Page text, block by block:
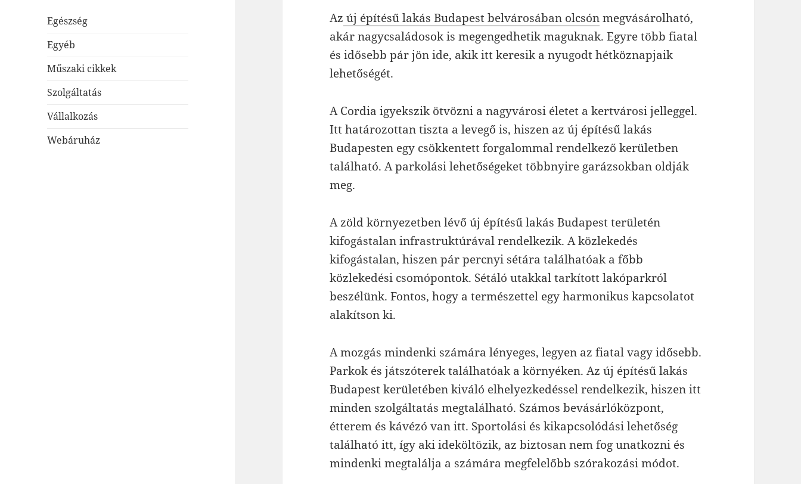
Egészség
Egyéb
Műszaki cikkek
Szolgáltatás
Vállalkozás
Webáruház
Az új építésű lakás Budapest belvárosában olcsónmegvásárolható,
akár nagycsaládosok is megengedhetik maguknak. Egyre több fiatal
és idősebb pár jön ide, akik itt keresik a nyugodt hétköznapjaik
lehetőségét.
A Cordia igyekszik ötvözni a nagyvárosi életet a kertvárosi jelleggel.
Itt határozottan tiszta a levegő is, hiszen az új építésű lakás
Budapesten egy csökkentett forgalommal rendelkező kerületben
található. A parkolási lehetőségeket többnyire garázsokban oldják
meg.
A zöld környezetben lévő új építésű lakás Budapest területén
kifogástalan infrastruktúrával rendelkezik. A közlekedés
kifogástalan, hiszen pár percnyi sétára találhatóak a főbb
közlekedési csomópontok. Sétáló utakkal tarkított lakóparkról
beszélünk. Fontos, hogy a természettel egy harmonikus kapcsolatot
alakítson ki.
A mozgás mindenki számára lényeges, legyen az fiatal vagy idősebb.
Parkok és játszóterek találhatóak a környéken. Az új építésű lakás
Budapest kerületében kiváló elhelyezkedéssel rendelkezik, hiszen itt
minden szolgáltatás megtalálható. Számos bevásárlóközpont,
étterem és kávézó van itt. Sportolási és kikapcsolódási lehetőség
található itt, így aki ideköltözik, az biztosan nem fog unatkozni és
mindenki megtalálja a számára megfelelőbb szórakozási módot.